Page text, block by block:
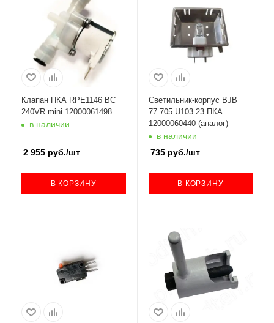
Клапан ПКА RPE1146 BC
240VR mini 12000061498
в наличии
2 955 руб./шт
В КОРЗИНУ
Светильник-корпус BJB
77.705.U103.23 ПКА
12000060440 (аналог)
в наличии
735руб./шт
В КОРЗИНУ